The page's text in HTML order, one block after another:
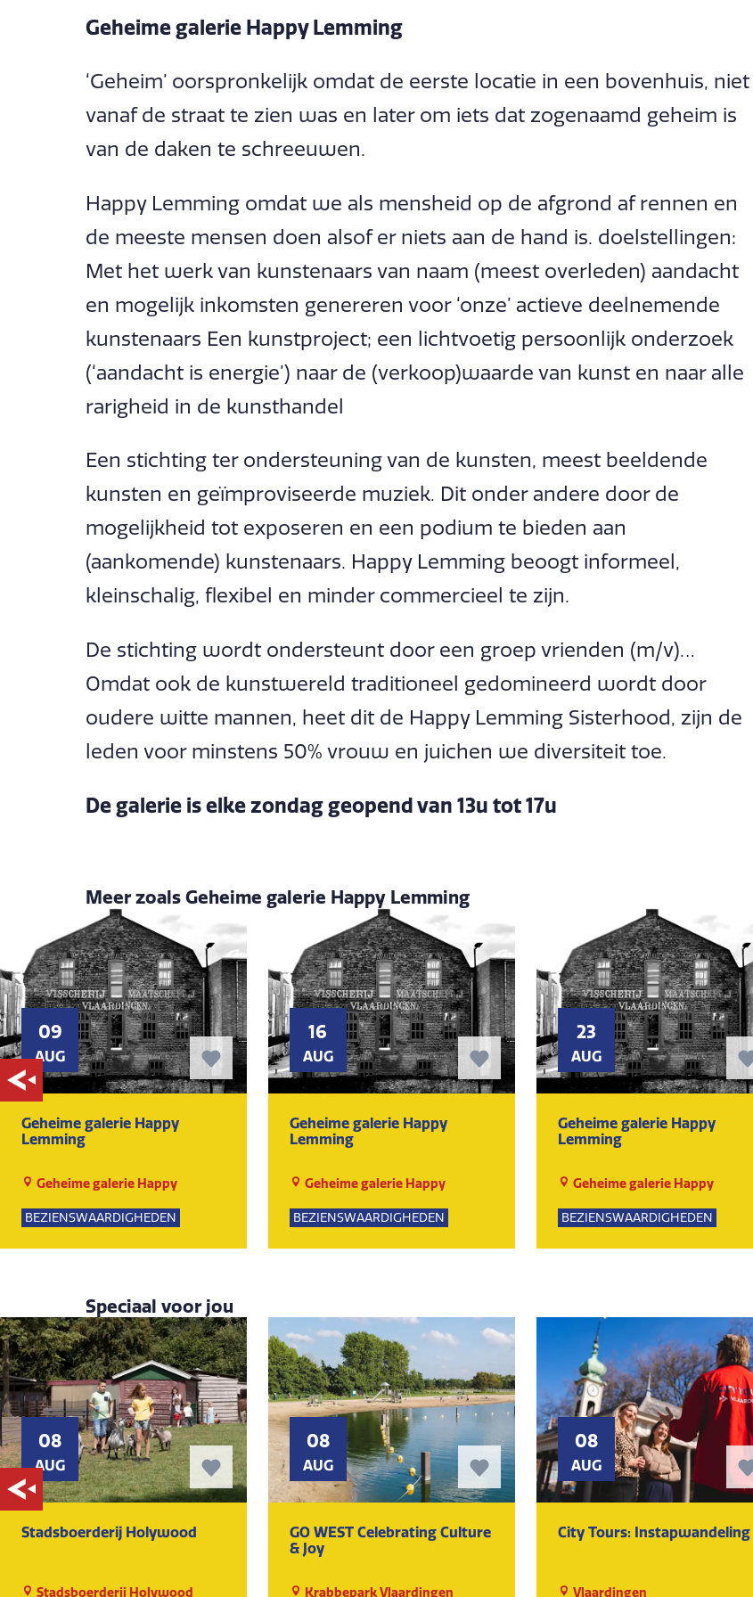
Geheime galerie Happy Lemming
‘Geheim’ oorspronkelijk omdat de eerste locatie in een bovenhuis, niet
vanaf de straat te zien was en later om iets dat zogenaamd geheim is
van de daken te schreeuwen.
Happy Lemming omdat we als mensheid op de afgrond af rennen en
de meeste mensen doen alsof er niets aan de hand is. doelstellingen:
Met het werk van kunstenaars van naam (meest overleden) aandacht
en mogelijk inkomsten genereren voor ‘onze’ actieve deelnemende
kunstenaars Een kunstproject; een lichtvoetig persoonlijk onderzoek
(‘aandacht is energie’) naar de (verkoop)waarde van kunst en naar alle
rarigheid in de kunsthandel
Een stichting ter ondersteuning van de kunsten, meest beeldende
kunsten en geïmproviseerde muziek. Dit onder andere door de
mogelijkheid tot exposeren en een podium te bieden aan
(aankomende) kunstenaars. Happy Lemming beoogt informeel,
kleinschalig, flexibel en minder commercieel te zijn.
De stichting wordt ondersteunt door een groep vrienden (m/v)…
Omdat ook de kunstwereld traditioneel gedomineerd wordt door
oudere witte mannen, heet dit de Happy Lemming Sisterhood, zijn de
leden voor minstens 50% vrouw en juichen we diversiteit toe.
De galerie is elke zondag geopend van 13u tot 17u
Meer zoals Geheime galerie Happy Lemming
09
AUG
Geheime galerie Happy
Lemming
Geheime galerie Happy
BEZIENSWAARDIGHEDEN
KUNST EN CULTUUR
MUSEUM
16
AUG
Geheime galerie Happy
Lemming
Geheime galerie Happy
BEZIENSWAARDIGHEDEN
KUNST EN CULTUUR
MUSEUM
23
AUG
Geheime galerie Happy
Lemming
Geheime galerie Happy
BEZIENSWAARDIGHEDEN
KUNST EN CULTUUR
MUSEUM
Speciaal voor jou
08
AUG
Stadsboerderij Holywood
Stadsboerderij Holywood
08
AUG
GO WEST Celebrating Culture
& Joy
Krabbepark Vlaardingen
08
AUG
City Tours: Instapwandeling
Vlaardingen